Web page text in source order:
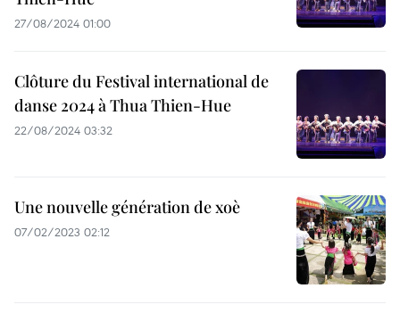
27/08/2024 01:00
Clôture du Festival international de
danse 2024 à Thua Thien-Hue
22/08/2024 03:32
Une nouvelle génération de xoè
07/02/2023 02:12